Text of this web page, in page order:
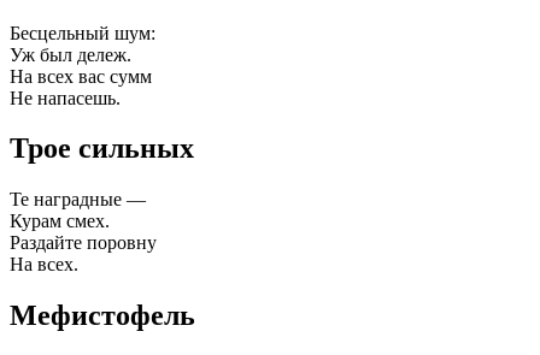
Бесцельный шум:
Уж был дележ.
На всех вас сумм
Не напасешь.
Трое сильных
Те наградные —
Курам смех.
Раздайте поровну
На всех.
Мефистофель